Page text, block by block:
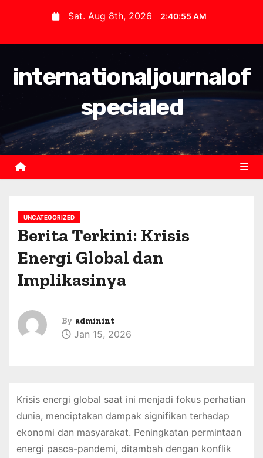
t
Sat. Aug 8th, 2026 2:40:56 AM
internationaljournalof
specialed
UNCATEGORIZED
Berita Terkini: Krisis
Energi Global dan
Implikasinya
By adminint
Jan 15, 2026
Krisis energi global saat ini menjadi fokus perhatian
dunia, menciptakan dampak signifikan terhadap
ekonomi dan masyarakat. Peningkatan permintaan
energi pasca-pandemi, ditambah dengan konflik